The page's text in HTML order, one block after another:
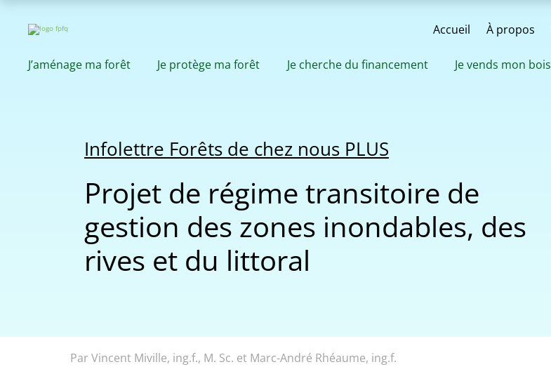
Accueil À propos
J’aménage ma forêt Je protège ma forêt Je cherche du financement Je vends mon bois
Infolettre Forêts de chez nous PLUS
Projet de régime transitoire de
gestion des zones inondables, des
rives et du littoral
Par Vincent Miville, ing.f., M. Sc. et Marc-André Rhéaume, ing.f.